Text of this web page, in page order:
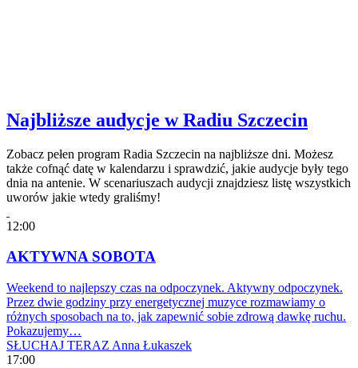
Najbliższe audycje w Radiu Szczecin
Zobacz pełen program Radia Szczecin na najbliższe dni. Możesz
także cofnąć datę w kalendarzu i sprawdzić, jakie audycje były tego
dnia na antenie. W scenariuszach audycji znajdziesz listę wszystkich
uworów jakie wtedy graliśmy!
12:00
AKTYWNA SOBOTA
Weekend to najlepszy czas na odpoczynek. Aktywny odpoczynek.
Przez dwie godziny przy energetycznej muzyce rozmawiamy o
różnych sposobach na to, jak zapewnić sobie zdrową dawkę ruchu.
Pokazujemy…
SŁUCHAJ TERAZ Anna Łukaszek
17:00